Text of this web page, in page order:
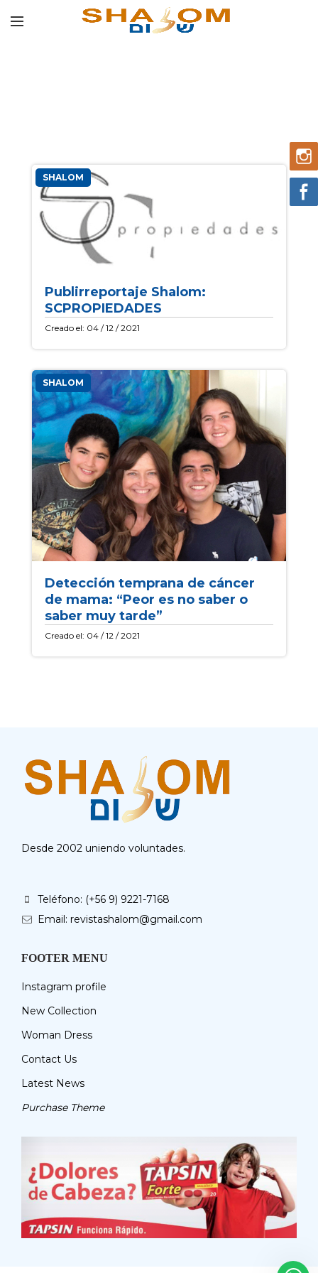
SHALOM
Publirreportaje Shalom:
SCPROPIEDADES
Creado el: 04 / 12 / 2021
SHALOM
Detección temprana de cáncer
de mama: “Peor es no saber o
saber muy tarde”
Creado el: 04 / 12 / 2021
Desde 2002 uniendo voluntades.
Teléfono: (+56 9) 9221-7168
Email: revistashalom@gmail.com
FOOTER MENU
Instagram profile
New Collection
Woman Dress
Contact Us
Latest News
Purchase Theme